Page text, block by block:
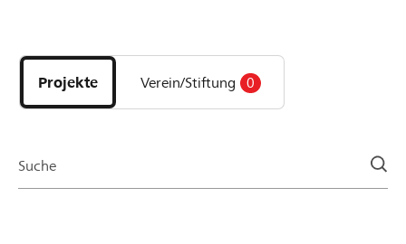
DE FR IT
Projekte
und
Organisationen
Projekte Verein/Stiftung 0
Suche